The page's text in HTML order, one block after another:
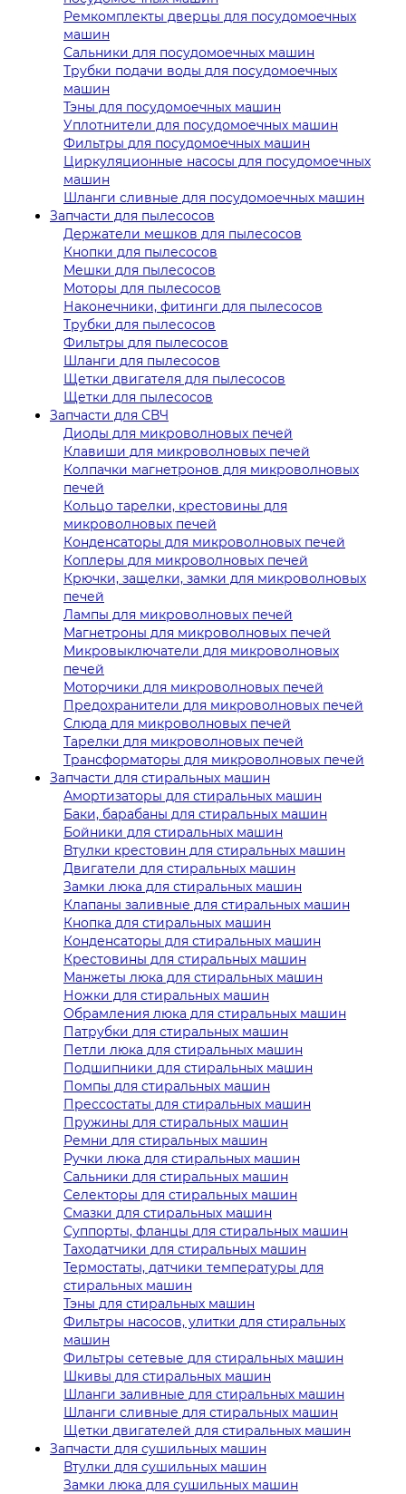
Ремкомплекты дверцы для посудомоечных
машин
Сальники для посудомоечных машин
Трубки подачи воды для посудомоечных
машин
Тэны для посудомоечных машин
Уплотнители для посудомоечных машин
Фильтры для посудомоечных машин
Циркуляционные насосы для посудомоечных
машин
Шланги сливные для посудомоечных машин
Запчасти для пылесосов
Держатели мешков для пылесосов
Кнопки для пылесосов
Мешки для пылесосов
Моторы для пылесосов
Наконечники, фитинги для пылесосов
Трубки для пылесосов
Фильтры для пылесосов
Шланги для пылесосов
Щетки двигателя для пылесосов
Щетки для пылесосов
Запчасти для СВЧ
Диоды для микроволновых печей
Клавиши для микроволновых печей
Колпачки магнетронов для микроволновых
печей
Кольцо тарелки, крестовины для
микроволновых печей
Конденсаторы для микроволновых печей
Коплеры для микроволновых печей
Крючки, защелки, замки для микроволновых
печей
Лампы для микроволновых печей
Магнетроны для микроволновых печей
Микровыключатели для микроволновых
печей
Моторчики для микроволновых печей
Предохранители для микроволновых печей
Слюда для микроволновых печей
Тарелки для микроволновых печей
Трансформаторы для микроволновых печей
Запчасти для стиральных машин
Амортизаторы для стиральных машин
Баки, барабаны для стиральных машин
Бойники для стиральных машин
Втулки крестовин для стиральных машин
Двигатели для стиральных машин
Замки люка для стиральных машин
Клапаны заливные для стиральных машин
Кнопка для стиральных машин
Конденсаторы для стиральных машин
Крестовины для стиральных машин
Манжеты люка для стиральных машин
Ножки для стиральных машин
Обрамления люка для стиральных машин
Патрубки для стиральных машин
Петли люка для стиральных машин
Подшипники для стиральных машин
Помпы для стиральных машин
Прессостаты для стиральных машин
Пружины для стиральных машин
Ремни для стиральных машин
Ручки люка для стиральных машин
Сальники для стиральных машин
Селекторы для стиральных машин
Смазки для стиральных машин
Суппорты, фланцы для стиральных машин
Таходатчики для стиральных машин
Термостаты, датчики температуры для
стиральных машин
Тэны для стиральных машин
Фильтры насосов, улитки для стиральных
машин
Фильтры сетевые для стиральных машин
Шкивы для стиральных машин
Шланги заливные для стиральных машин
Шланги сливные для стиральных машин
Щетки двигателей для стиральных машин
Запчасти для сушильных машин
Втулки для сушильных машин
Замки люка для сушильных машин